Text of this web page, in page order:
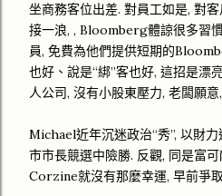
坐商務客位出差. 對員工如是, 對
接一浪, , Bloomberg體諒很多習
員, 免費為他們提供短期的
也好、說是“綁”客也好, 這招是漂
人公司, 沒有小股東壓力, 老闆願
Michael近年沉迷政治“秀”, 以財
市市長競選中險勝. 反觀, 同是富
Corzine就沒有那麼幸運, 早前爭